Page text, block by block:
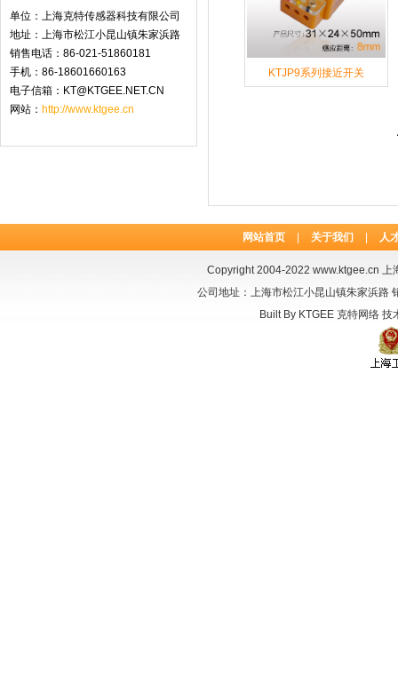
单位：上海克特传感器科技有限公司
地址：上海市松江小昆山镇朱家浜路
销售电话：86-021-51860181
手机：86-18601660163
电子信箱：KT@KTGEE.NET.CN
网站： http://www.ktgee.cn
KTJP9系列接近开关
网站首页 关于我们 人
Copyright 2004-2022 www.ktgee.cn 上
公司地址：上海市松江小昆山镇朱家浜路
Built By KTGEE 克特网络技